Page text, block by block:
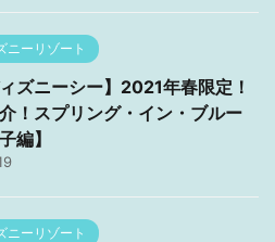
ニーリゾート
ィズニーシー】2021年春限定！
！スプリング・イン・ブルー
編】
ニーリゾート